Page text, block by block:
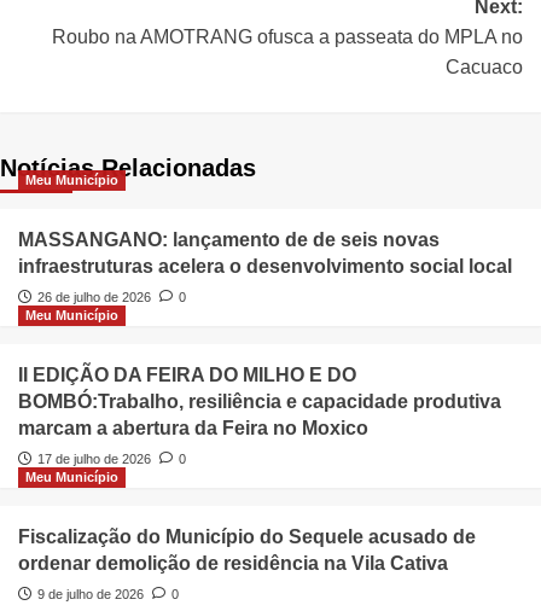
Next:
Roubo na AMOTRANG ofusca a passeata do MPLA no
Cacuaco
Notícias Relacionadas
Meu Município
MASSANGANO: lançamento de de seis novas
infraestruturas acelera o desenvolvimento social local
26 de julho de 2026
0
Meu Município
II EDIÇÃO DA FEIRA DO MILHO E DO
BOMBÓ:Trabalho, resiliência e capacidade produtiva
marcam a abertura da Feira no Moxico
17 de julho de 2026
0
Meu Município
Fiscalização do Município do Sequele acusado de
ordenar demolição de residência na Vila Cativa
9 de julho de 2026 0